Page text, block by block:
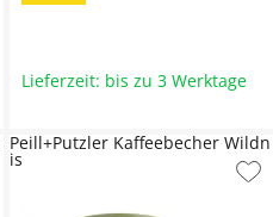
Lieferzeit: bis zu 3 Werktage
Peill+Putzler Kaffeebecher Wildn
is